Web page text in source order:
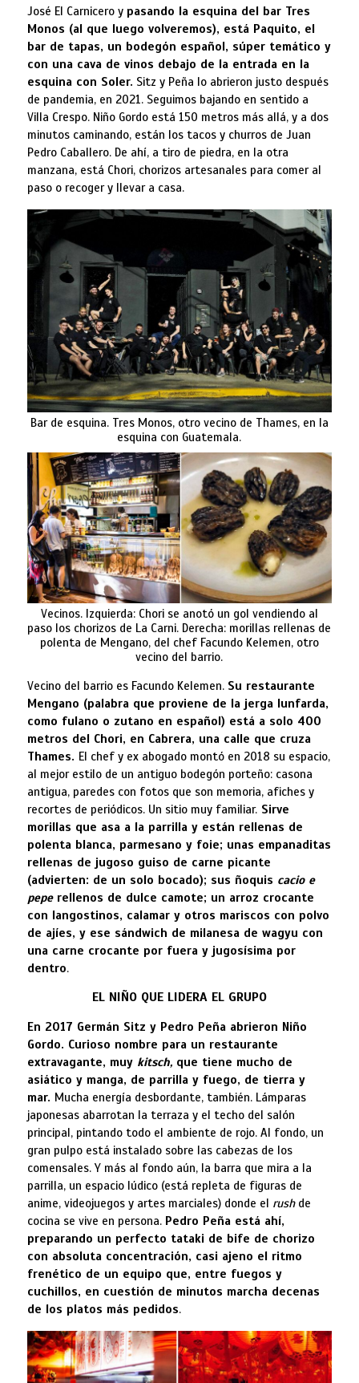
José El Carnicero y pasando la esquina del bar Tres
Monos (al que luego volveremos), está Paquito, el
bar de tapas, un bodegón español, súper temático y
con una cava de vinos debajo de la entrada en la
esquina con Soler. Sitz y Peña lo abrieron justo después
de pandemia, en 2021. Seguimos bajando en sentido a
Villa Crespo. Niño Gordo está 150 metros más allá, y a dos
minutos caminando, están los tacos y churros de Juan
Pedro Caballero. De ahí, a tiro de piedra, en la otra
manzana, está Chori, chorizos artesanales para comer al
paso o recoger y llevar a casa.
Bar de esquina. Tres Monos, otro vecino de Thames, en la
esquina con Guatemala.
Vecinos. Izquierda: Chori se anotó un gol vendiendo al
paso los chorizos de La Carni. Derecha: morillas rellenas de
polenta de Mengano, del chef Facundo Kelemen, otro
vecino del barrio.
Vecino del barrio es Facundo Kelemen. Su restaurante
Mengano (palabra que proviene de la jerga lunfarda,
como fulano o zutano en español) está a solo 400
metros del Chori, en Cabrera, una calle que cruza
Thames. El chef y ex abogado montó en 2018 su espacio,
al mejor estilo de un antiguo bodegón porteño: casona
antigua, paredes con fotos que son memoria, afiches y
recortes de periódicos. Un sitio muy familiar.Sirve
morillas que asa a la parrilla y están rellenas de
polenta blanca, parmesano y foie; unas empanaditas
rellenas de jugoso guiso de carne picante
(advierten: de un solo bocado); sus ñoquis cacio e
peperellenos de dulce camote; un arroz crocante
con langostinos, calamar y otros mariscos con polvo
de ajíes, y ese sándwich de milanesa de wagyu con
una carne crocante por fuera y jugosísima por
dentro.
EL NIÑO QUE LIDERA EL GRUPO
En 2017 Germán Sitz y Pedro Peña abrieron Niño
Gordo. Curioso nombre para un restaurante
extravagante, muy kitsch,que tiene mucho de
asiático y manga, de parrilla y fuego, de tierra y
mar. Mucha energía desbordante, también. Lámparas
japonesas abarrotan la terraza y el techo del salón
principal, pintando todo el ambiente de rojo. Al fondo, un
gran pulpo está instalado sobre las cabezas de los
comensales. Y más al fondo aún, la barra que mira a la
parrilla, un espacio lúdico (está repleta de figuras de
anime, videojuegos y artes marciales) donde el rushde
cocina se vive en persona. Pedro Peña está ahí,
preparando un perfecto tataki de bife de chorizo
con absoluta concentración, casi ajeno el ritmo
frenético de un equipo que, entre fuegos y
cuchillos, en cuestión de minutos marcha decenas
de los platos más pedidos.